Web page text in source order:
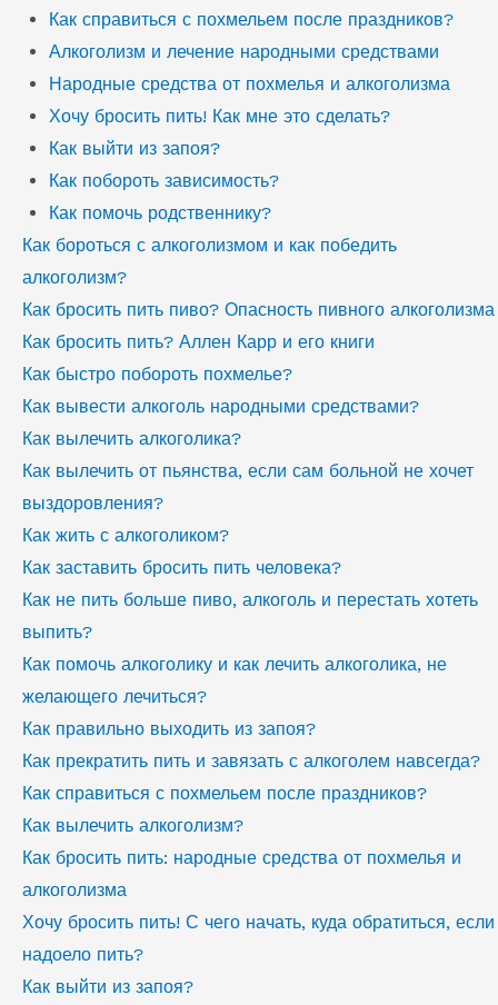
Как справиться с похмельем после праздников?
Алкоголизм и лечение народными средствами
Народные средства от похмелья и алкоголизма
Хочу бросить пить! Как мне это сделать?
Как выйти из запоя?
Как побороть зависимость?
Как помочь родственнику?
Как бороться с алкоголизмом и как победить
алкоголизм?
Как бросить пить пиво? Опасность пивного алкоголизма
Как бросить пить? Аллен Карр и его книги
Как быстро побороть похмелье?
Как вывести алкоголь народными средствами?
Как вылечить алкоголика?
Как вылечить от пьянства, если сам больной не хочет
выздоровления?
Как жить с алкоголиком?
Как заставить бросить пить человека?
Как не пить больше пиво, алкоголь и перестать хотеть
выпить?
Как помочь алкоголику и как лечить алкоголика, не
желающего лечиться?
Как правильно выходить из запоя?
Как прекратить пить и завязать с алкоголем навсегда?
Как справиться с похмельем после праздников?
Как вылечить алкоголизм?
Как бросить пить: народные средства от похмелья и
алкоголизма
Хочу бросить пить! С чего начать, куда обратиться, если
надоело пить?
Как выйти из запоя?